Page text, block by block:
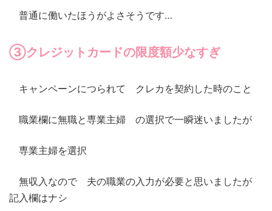
普通に働いたほうがよさそうです…
③クレジットカードの限度額少なすぎ
キャンペーンにつられて クレカを契約した時のこと
職業欄に無職と専業主婦 の選択で一瞬迷いましたが
専業主婦を選択
無収入なので 夫の職業の入力が必要と思いましたが
記入欄はナシ